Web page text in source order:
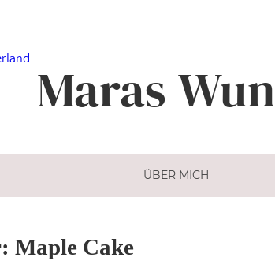
Maras
ÜBER MICH
Maple Cake